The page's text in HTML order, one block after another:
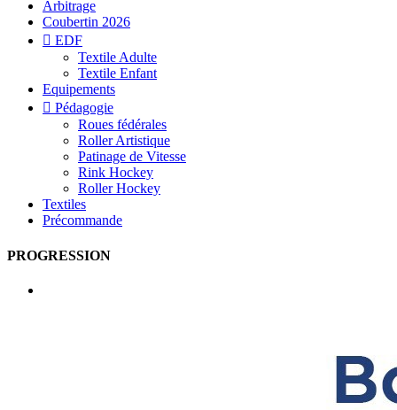
Arbitrage
Coubertin 2026
 EDF
Textile Adulte
Textile Enfant
Equipements
 Pédagogie
Roues fédérales
Roller Artistique
Patinage de Vitesse
Rink Hockey
Roller Hockey
Textiles
Précommande
PROGRESSION